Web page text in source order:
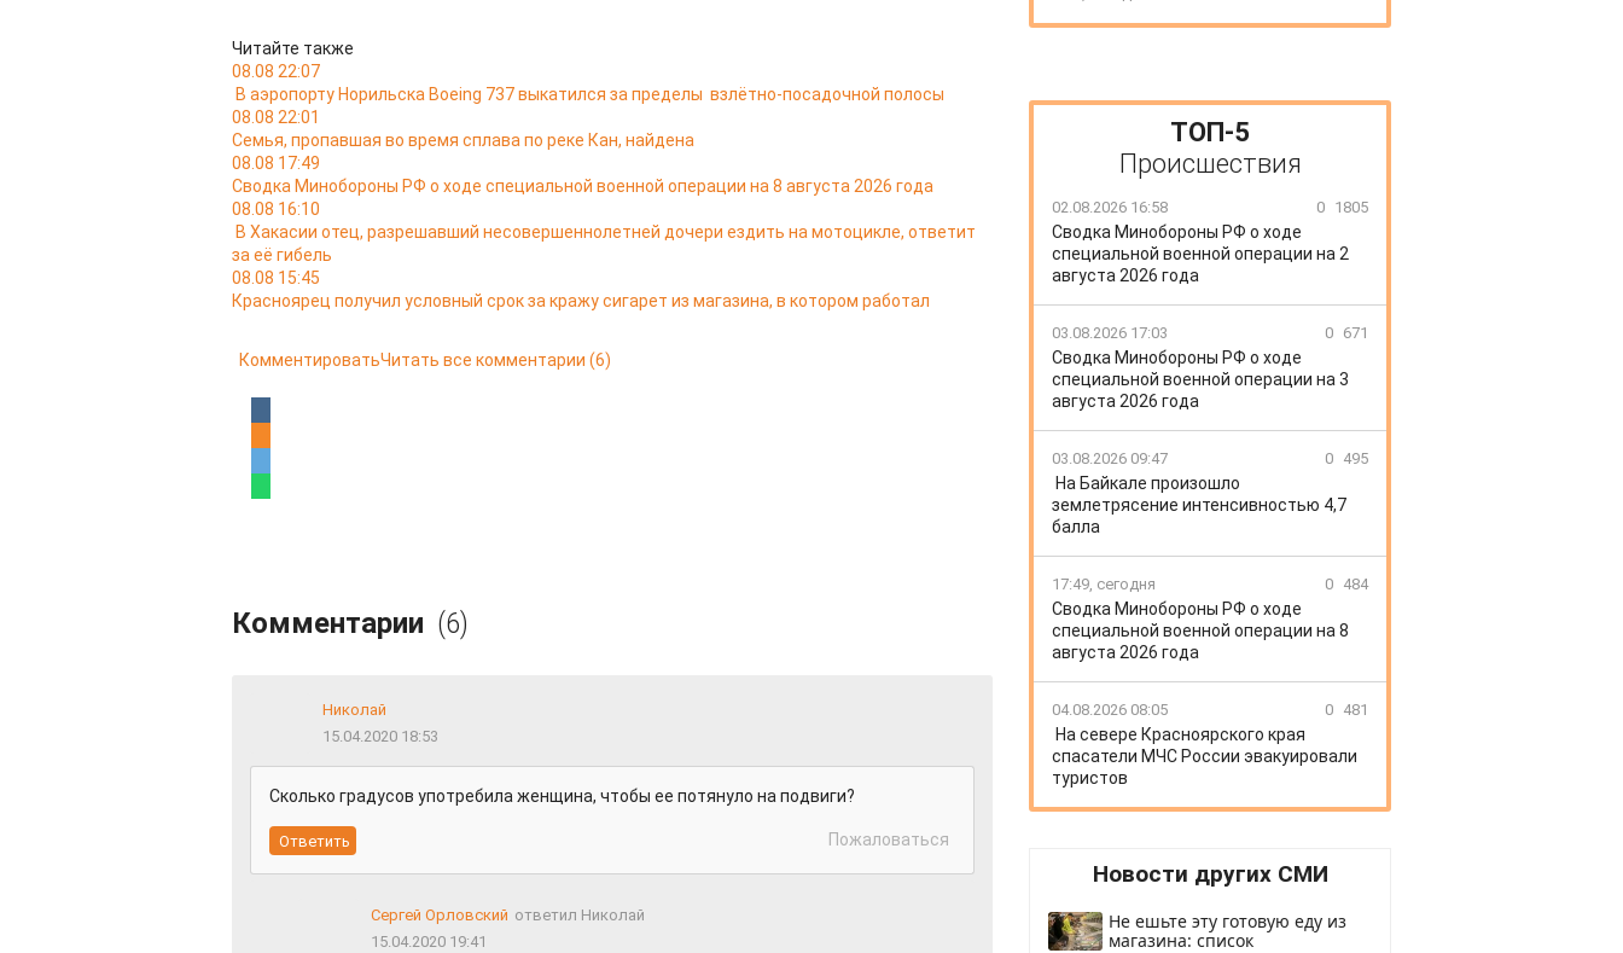
Читайте также
08.08 22:07
В аэропорту Норильска Boeing 737 выкатился за пределы взлётно-посадочной полосы
08.08 22:01
Семья, пропавшая во время сплава по реке Кан, найдена
08.08 17:49
Сводка Минобороны РФ о ходе специальной военной операции на 8 августа 2026 года
08.08 16:10
В Хакасии отец, разрешавший несовершеннолетней дочери ездить на мотоцикле, ответит
за её гибель
08.08 15:45
Красноярец получил условный срок за кражу сигарет из магазина, в котором работал
КомментироватьЧитать все комментарии (6)
Комментарии (6)
Николай
15.04.2020 18:53
Сколько градусов употребила женщина, чтобы ее потянуло на подвиги?
Пожаловаться
Сергей Орловский ответил Николай
15.04.2020 19:41
ТОП-5
Происшествия
02.08.2026 16:58 0 1805
Сводка Минобороны РФ о ходе
специальной военной операции на 2
августа 2026 года
03.08.2026 17:03 0 671
Сводка Минобороны РФ о ходе
специальной военной операции на 3
августа 2026 года
03.08.2026 09:47 0 495
На Байкале произошло
землетрясение интенсивностью 4,7
балла
17:49, сегодня 0 484
Сводка Минобороны РФ о ходе
специальной военной операции на 8
августа 2026 года
04.08.2026 08:05 0 481
На севере Красноярского края
спасатели МЧС России эвакуировали
туристов
Новости других СМИ
Не ешьте эту готовую еду из
магазина: список